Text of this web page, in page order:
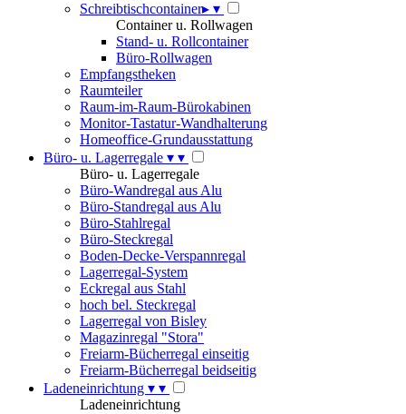
Schreibtischcontainer▸ ▾
Container u. Rollwagen
Stand- u. Rollcontainer
Büro-Rollwagen
Empfangstheken
Raumteiler
Raum-im-Raum-Bürokabinen
Monitor-Tastatur-Wandhalterung
Homeoffice-Grundausstattung
Büro- u. Lagerregale ▾ ▾
Büro- u. Lagerregale
Büro-Wandregal aus Alu
Büro-Standregal aus Alu
Büro-Stahlregal
Büro-Steckregal
Boden-Decke-Verspannregal
Lagerregal-System
Eckregal aus Stahl
hoch bel. Steckregal
Lagerregal von Bisley
Magazinregal "Stora"
Freiarm-Bücherregal einseitig
Freiarm-Bücherregal beidseitig
Ladeneinrichtung ▾ ▾
Ladeneinrichtung